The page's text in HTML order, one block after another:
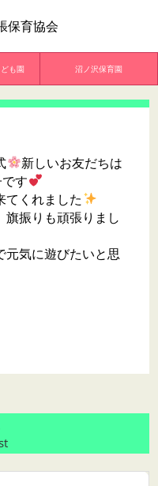
保育協会
も園 沼ノ沢保育園
新しいお友だちは
す
てくれました
振りも頑張りまし
元気に遊びたいと思